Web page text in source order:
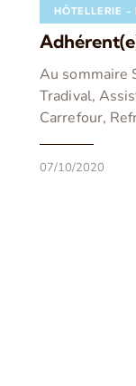
HÔTELLERIE -
Au sommaire
Tradival,
Carrefour,
07/10/2020